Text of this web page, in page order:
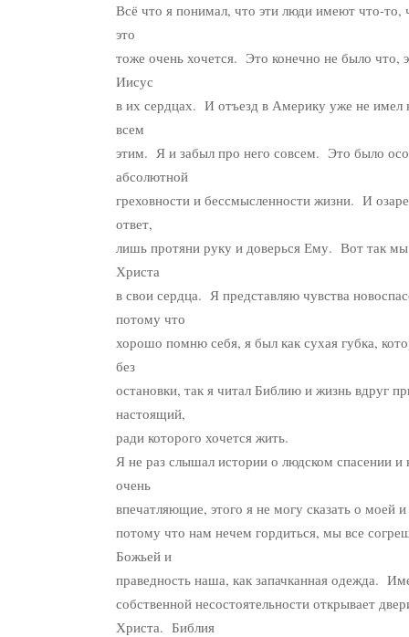
Всё что я понимал, что эти люди имеют что-то,
это
тоже очень хочется. Это конечно не было что,
Иисус
в их сердцах. И отъезд в Америку уже не имел
всем
этим. Я и забыл про него совсем. Это было
абсолютной
греховности и бессмысленности жизни. И
ответ,
лишь протяни руку и доверься Ему. Вот так мы
Христа
в свои сердца. Я представляю чувства
потому что
хорошо помню себя, я был как сухая губка,
без
остановки, так я читал Библию и жизнь вдруг
настоящий,
ради которого хочется жить.
Я не раз слышал истории о людском спасении и
очень
впечатляющие, этого я не могу сказать о моей
потому что нам нечем гордиться, мы все
Божьей и
праведность наша, как запачканная одежда.
собственной несостоятельности открывает
Христа. Библия